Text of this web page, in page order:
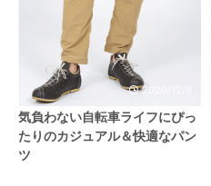
2020/12/9
気負わない自転車ライフにぴっ
たりのカジュアル＆快適なパン
ツ